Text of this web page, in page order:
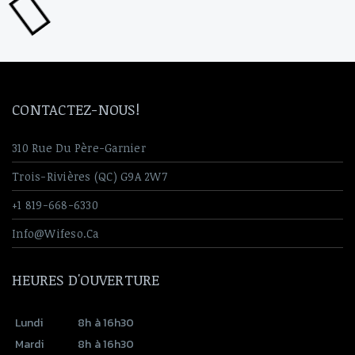
CONTACTEZ-NOUS!
310 Rue Du Père-Garnier
Trois-Rivières (QC) G9A 2W7
+1 819-668-6330
Info@wifeso.ca
HEURES D'OUVERTURE
Lundi
8h à 16h30
Mardi
8h à 16h30